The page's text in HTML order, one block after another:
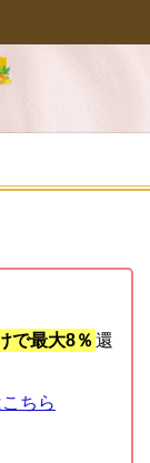
で最大8％ 還
ちら